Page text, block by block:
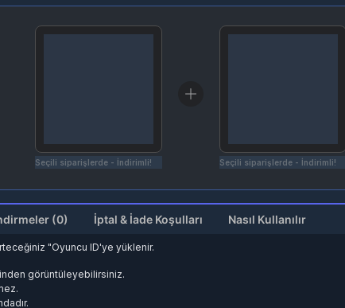
Seçili siparişlerde - İndirimli! Seçili siparişlerde - İndirimli!
Değerlendirmeler (0) İptal & İade Koşulları Nasıl Kullanılır
"Oyuncu ID'ye yüklenir.
görüntüleyebilirsiniz.